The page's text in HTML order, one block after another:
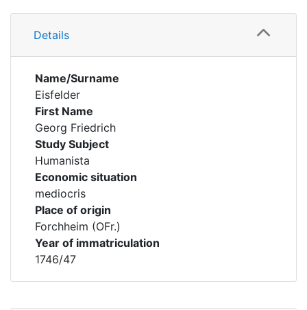
Details
Details
Name/Surname
Eisfelder
First Name
Georg Friedrich
Study Subject
Humanista
Economic situation
mediocris
Place of origin
Forchheim (OFr.)
Year of immatriculation
1746/47